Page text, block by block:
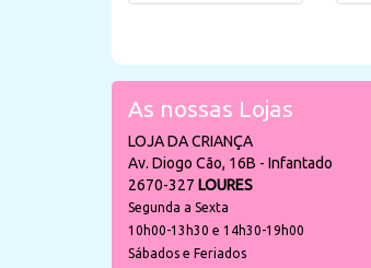
As nossas Lojas
LOJA DA CRIANÇA
Av. Diogo Cão, 16B - Infantado
2670-327 LOURES
Segunda a Sexta
10h00-13h30 e 14h30-19h00
Sábados e Feriados